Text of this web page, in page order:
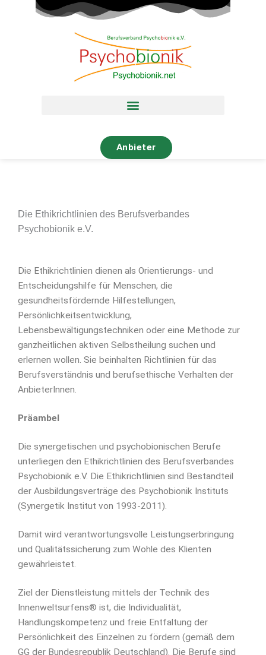
Anbieter
Die Ethikrichtlinien des Berufsverbandes
Psychobionik e.V.
Die Ethikrichtlinien dienen als Orientierungs- und
Entscheidungshilfe für Menschen, die
gesundheitsfördernde Hilfestellungen,
Persönlichkeitsentwicklung,
Lebensbewältigungstechniken oder eine Methode zur
ganzheitlichen aktiven Selbstheilung suchen und
erlernen wollen. Sie beinhalten Richtlinien für das
Berufsverständnis und berufsethische Verhalten der
AnbieterInnen.
Präambel
Die synergetischen und psychobionischen Berufe
unterliegen den Ethikrichtlinien des Berufsverbandes
Psychobionik e.V. Die Ethikrichtlinien sind Bestandteil
der Ausbildungsverträge des Psychobionik Instituts
(Synergetik Institut von 1993-2011).
Damit wird verantwortungsvolle Leistungserbringung
und Qualitätssicherung zum Wohle des Klienten
gewährleistet.
Ziel der Dienstleistung mittels der Technik des
Innenweltsurfens® ist, die Individualität,
Handlungskompetenz und freie Entfaltung der
Persönlichkeit des Einzelnen zu fördern (gemäß dem
GG der Bundesrepublik Deutschland). Die Berufe sind